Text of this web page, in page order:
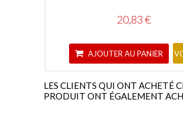
20,83 €
AJOUTER AU PANIER
LES CLIENTS QUI ONT ACHETÉ
PRODUIT ONT ÉGALEMENT